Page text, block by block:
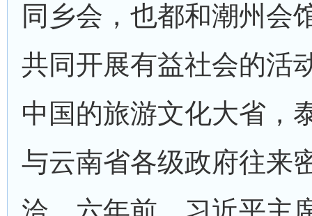
同乡会，也都和潮州会
共同开展有益社会的活
中国的旅游文化大省，
与云南省各级政府往来